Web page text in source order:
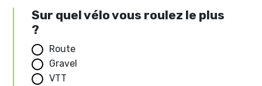
Sur quel vélo vous roulez le plus
?
Route
Gravel
VTT